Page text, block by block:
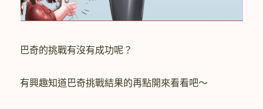
巴奇的挑戰有沒有成功呢？
有興趣知道巴奇挑戰結果的再點開來看看吧～